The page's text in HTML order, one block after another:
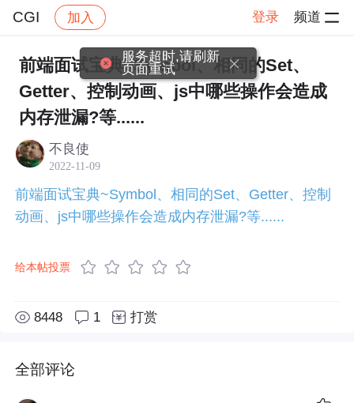
CGI 加入 登录 频道
社区 CGI 帖子详情
前端面试宝典~Symbol、相同的Set、
Getter、控制动画、js中哪些操作会造成
内存泄漏?等......
不良使
2022-11-09
前端面试宝典~Symbol、相同的Set、Getter、控制
动画、js中哪些操作会造成内存泄漏?等......
给本帖投票
8448 1 打赏
全部评论
服务超时,请刷新
页面重试